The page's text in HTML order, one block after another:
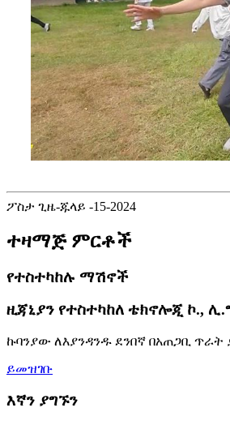
ፖስታ ጊዜ-ጁላይ -15-2024
ተዛማጅ ምርቶች
የተስተካከሉ ማሽኖች
ዚጃኒያን የተስተካከለ ቴክኖሎጂ ኮ.,
ኩባንያው ለእያንዳንዱ ደንበኛ በአጠጋቢ
ይመዝገቡ
እኛን ያግኙን